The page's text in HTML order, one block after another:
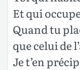
Et qui
Quand tu
que celui de
Je t’en